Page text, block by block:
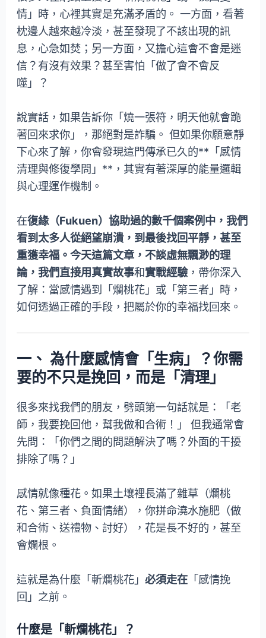
情」時，心裡其實是充滿矛盾的。 一方面，看著
枕邊人越來越冷淡，甚至發現了不該出現的訊
息，心急如焚；另一方面，又擔心這會不會是迷
信？有沒有效果？甚至害怕「做了會不會反
噬」？
說實話，如果告訴你「燒一張符，明天他就會跪
著回來求你」，那絕對是詐騙。 但如果你願意靜
下心來了解，你會發現這門傳承已久的**「感情
清理與修復學問」**，其實有著深厚的能量邏輯
與心理運作機制。
在復緣（Fukuen）協助過的數千個案例中，我們
看到太多人從絕望崩潰，到最後找回平靜，甚至
重獲幸福。今天這篇文章，不談虛無飄渺的理
論，我們直接用真實故事和實戰經驗，帶你深入
了解：當感情遇到「爛桃花」或「第三者」時，
如何透過正確的手段，把屬於你的幸福找回來。
一、 為什麼感情會「生病」？你需
要的不只是挽回，而是「清理」
很多來找我們的朋友，劈頭第一句話就是：「老
師，我要挽回他，幫我做和合術！」 但我通常會
先問：「你們之間的問題解決了嗎？外面的干擾
排除了嗎？」
感情就像種花。如果土壤裡長滿了雜草（爛桃
花、第三者、負面情緒），你拼命澆水施肥（做
和合術、送禮物、討好），花是長不好的，甚至
會爛根。
這就是為什麼「斬爛桃花」必須走在 「感情挽
回」之前。
什麼是「斬爛桃花」？